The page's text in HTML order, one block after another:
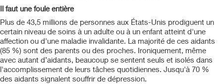
Il faut une foule entière
Plus de 43,5 millions de personnes aux États-Unis prodiguent un
certain niveau de soins à un adulte ou à un enfant atteint d'une
affection ou d'une maladie invalidante. La majorité de ces aidants
(85 %) sont des parents ou des proches. Ironiquement, même
avec autant d’aidants, beaucoup se sentent seuls et isolés dans
l'accomplissement de leurs tâches quotidiennes. Jusqu'à 70 %
des aidants signalent souffrir de dépression.